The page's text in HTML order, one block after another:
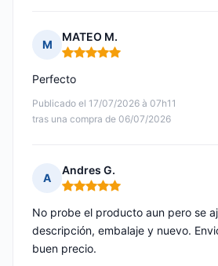
M
MATEO M.
Nota: 5 de 5
Publicado el 17/07/2026 à 07h11
tras una compra de 06/07/2026
Perfecto
A
Andres G.
Nota: 5 de 5
No probe el producto aun pero se
descripción, embalaje y nuevo.
buen precio.